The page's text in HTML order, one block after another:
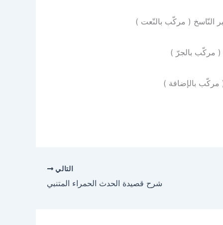
النّاسخ ( مركّب بالنّعت )
( مركّب بالجرّ )
بالإضافة )
التالي
شرح قصيدة الحدث الحمراء المتنبي